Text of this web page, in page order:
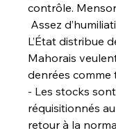
contrôle.
Assez
L’État distribue
Mahorais
denrées comme
- Les stocks
réquisitionnés
retour à la